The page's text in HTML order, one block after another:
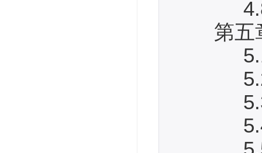
4.8
第五章
5.1
5.2 定
5.3
5.4